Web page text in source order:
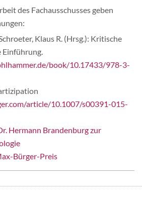
des Fachausschusses geben
Klaus R. (Hrsg.): Kritische
Einführung.
book/10.17433/978-3-
article/10.1007/s00391-015-
Hermann Brandenburg zur
Bürger-Preis